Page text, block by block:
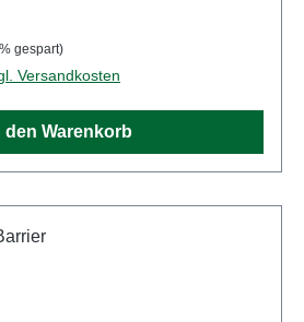
ab 14 JahrenWEEE-Nr.: DE
gespart)
Versandkosten
den Warenkorb